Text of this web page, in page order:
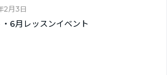
2月3日
・6月レッスンイベント